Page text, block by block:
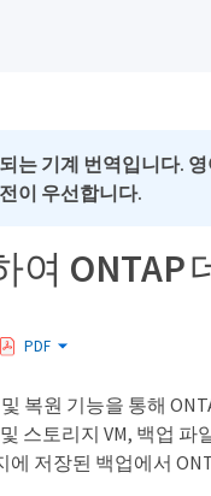
는 기계 번역입니다.
이 우선합니다.
여 ONTAP
PDF
복원 기능을 통해
스토리지 VM, 백업 파
저장된 백업에서